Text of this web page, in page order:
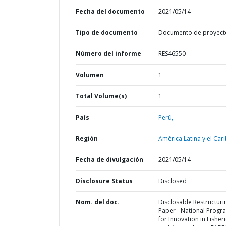
Fecha del documento 2021/05/14
Tipo de documento Documento de
Número del informe RES46550
Volumen 1
Total Volume(s) 1
País Perú,
Región América Latina y el
Fecha de divulgación 2021/05/14
Disclosure Status Disclosed
Nom. del doc.
Disclosable
Paper - National
for Innovation in